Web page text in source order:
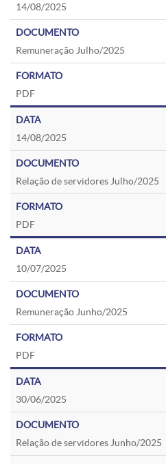
14/08/2025
Remuneração Julho/2025
PDF
14/08/2025
Relação de servidores Julho/2025
PDF
10/07/2025
Remuneração Junho/2025
PDF
30/06/2025
Relação de servidores Junho/2025